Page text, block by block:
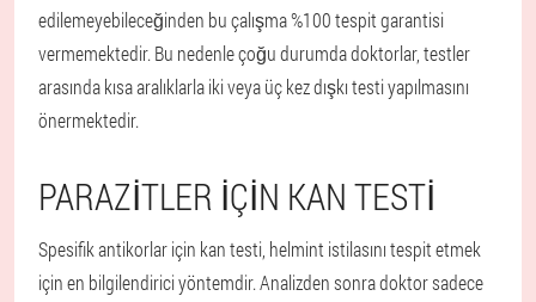
edilemeyebileceğinden bu çalışma %100 tespit garantisi
vermemektedir. Bu nedenle çoğu durumda doktorlar, testler
arasında kısa aralıklarla iki veya üç kez dışkı testi yapılmasını
önermektedir.
PARAZITLER IÇIN KAN TESTI
Spesifik antikorlar için kan testi, helmint istilasını tespit etmek
için en bilgilendirici yöntemdir. Analizden sonra doktor sadece